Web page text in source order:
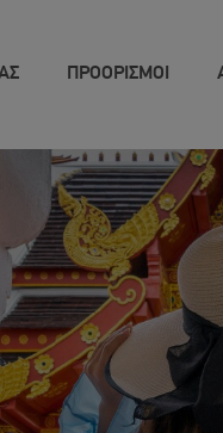
ΠΡΟΟΡΙΣΜΟΙ